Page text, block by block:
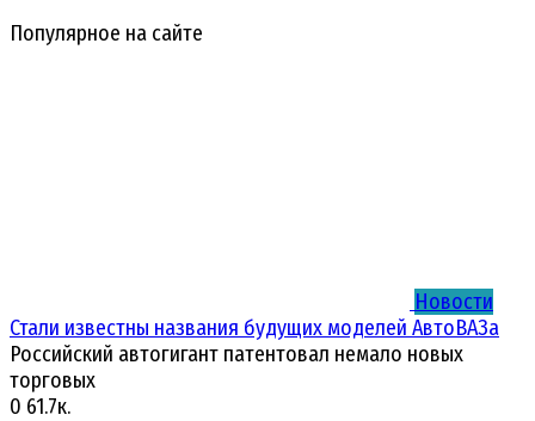
Популярное на сайте
Новости
Стали известны названия будущих моделей АвтоВАЗа
Российский автогигант патентовал немало новых
торговых
0 61.7к.